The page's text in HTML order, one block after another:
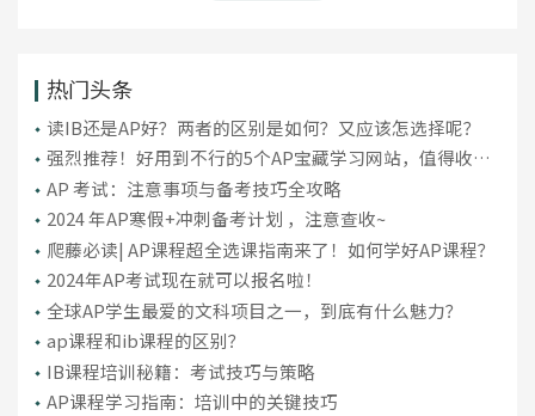
热门头条
读IB还是AP好？两者的区别是如何？又应该怎选择呢？
强烈推荐！好用到不行的5个AP宝藏学习网站，值得收
藏！
AP 考试：注意事项与备考技巧全攻略
2024 年AP寒假+冲刺备考计划 ，注意查收~
爬藤必读| AP课程超全选课指南来了！如何学好AP课程？
​2024年AP考试现在就可以报名啦！
全球AP学生最爱的文科项目之一，到底有什么魅力？
ap课程和ib课程的区别？
​IB课程培训秘籍：考试技巧与策略
AP课程学习指南：培训中的关键技巧